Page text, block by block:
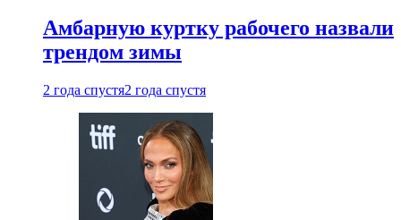
Амбарную куртку рабочего назвали
трендом зимы
2 года спустя2 года спустя